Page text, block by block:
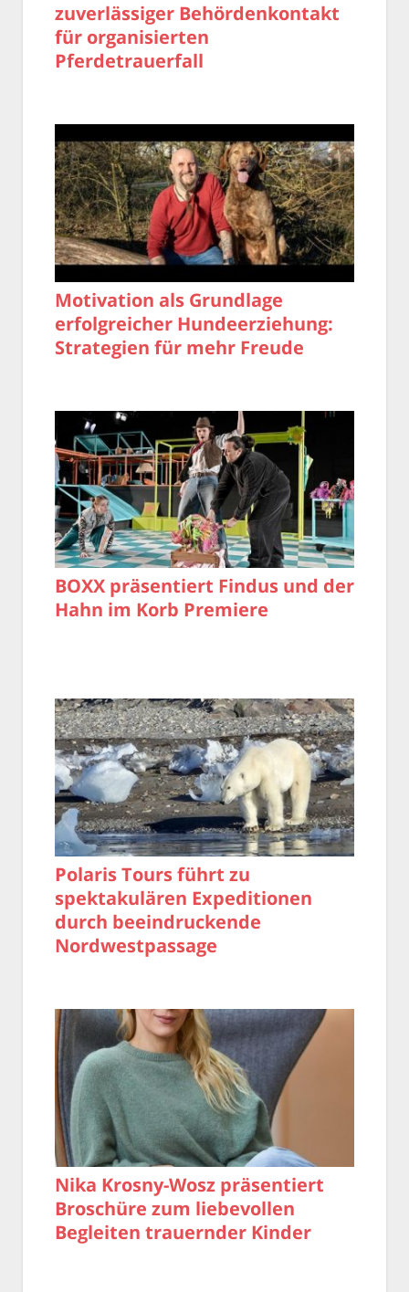
zuverlässiger Behördenkontakt
für organisierten
Pferdetrauerfall
Motivation als Grundlage
erfolgreicher Hundeerziehung:
Strategien für mehr Freude
BOXX präsentiert Findus und der
Hahn im Korb Premiere
Polaris Tours führt zu
spektakulären Expeditionen
durch beeindruckende
Nordwestpassage
Nika Krosny-Wosz präsentiert
Broschüre zum liebevollen
Begleiten trauernder Kinder